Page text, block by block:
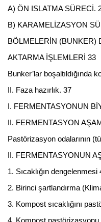
A) ÖN ISLATMA SÜRECİ.
B) KARAMELİZASYON
BÖLMELERİN (BUNKER)
AKTARMA İŞLEMLERİ 33
Bunker’lar boşaltıldığında
II. Faza hazırlık. 37
I. FERMENTASYONUN
II. FERMENTASYON
Pastörizasyon odalarının
II. FERMENTASYONUN
1. Sıcaklığın dengelenmesi
2. Birinci şartlandırma
3. Kompost sıcaklığını
4. Kompost